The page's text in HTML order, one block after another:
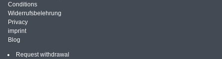
Conditions
Widerrufsbelehrung
Privacy
imprint
Blog
Request withdrawal